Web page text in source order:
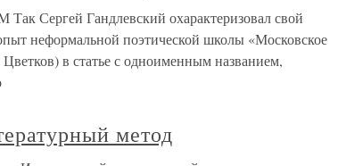
Гандлевский охарактеризовал свой
неформальной поэтической школы «Московское
в статье с одноименным названием,
метод